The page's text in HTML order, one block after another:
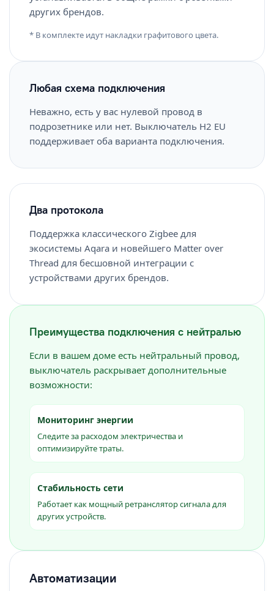
других брендов.
* В комплекте идут накладки графитового цвета.
Любая схема подключения
Неважно, есть у вас нулевой провод в
подрозетнике или нет. Выключатель H2 EU
поддерживает оба варианта подключения.
Два протокола
Поддержка классического Zigbee для
экосистемы Aqara и новейшего Matter over
Thread для бесшовной интеграции с
устройствами других брендов.
Преимущества подключения с нейтралью
Если в вашем доме есть нейтральный провод,
выключатель раскрывает дополнительные
возможности:
Мониторинг энергии
Следите за расходом электричества и
оптимизируйте траты.
Стабильность сети
Работает как мощный ретранслятор сигнала для
других устройств.
Автоматизации